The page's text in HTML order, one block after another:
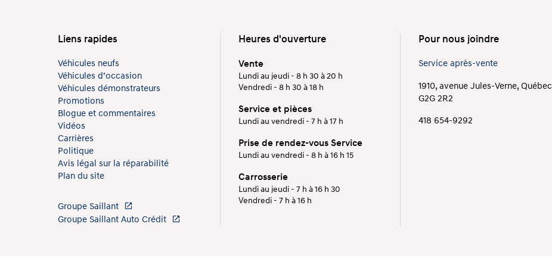
Liens rapides
Véhicules neufs
Véhicules d’occasion
Véhicules démonstrateurs
Promotions
Blogue et commentaires
Vidéos
Carrières
Politique
Avis légal sur la réparabilité
Plan du site
Groupe Saillant
Groupe Saillant Auto Crédit
Heures d'ouverture
Vente
Lundi au jeudi - 8 h 30 à 20 h
Vendredi - 8 h 30 à 18 h
Service et pièces
Lundi au vendredi - 7 h à 17 h
Prise de rendez-vous Service
Lundi au vendredi - 8 h à 16 h 15
Carrosserie
Lundi au jeudi - 7 h à 16 h 30
Vendredi - 7 h à 16 h
Pour nous joindre
Service après-vente
1910, avenue Jules-Verne, Québec
G2G 2R2
418 654-9292